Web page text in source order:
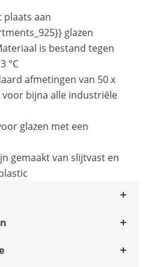
plaats aan
glazen
is bestand tegen
°C
afmetingen van 50 x
voor bijna alle industriële
glazen met een
gemaakt van slijtvast en